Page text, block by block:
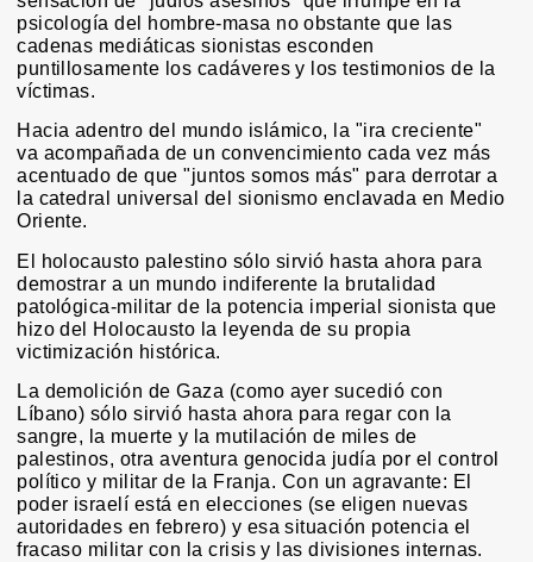
psicología del hombre-masa no obstante que las
cadenas mediáticas sionistas esconden
puntillosamente los cadáveres y los testimonios de la
víctimas.
Hacia adentro del mundo islámico, la "ira creciente"
va acompañada de un convencimiento cada vez más
acentuado de que "juntos somos más" para derrotar a
la catedral universal del sionismo enclavada en Medio
Oriente.
El holocausto palestino sólo sirvió hasta ahora para
demostrar a un mundo indiferente la brutalidad
patológica-militar de la potencia imperial sionista que
hizo del Holocausto la leyenda de su propia
victimización histórica.
La demolición de Gaza (como ayer sucedió con
Líbano) sólo sirvió hasta ahora para regar con la
sangre, la muerte y la mutilación de miles de
palestinos, otra aventura genocida judía por el control
político y militar de la Franja. Con un agravante: El
poder israelí está en elecciones (se eligen nuevas
autoridades en febrero) y esa situación potencia el
fracaso militar con la crisis y las divisiones internas.